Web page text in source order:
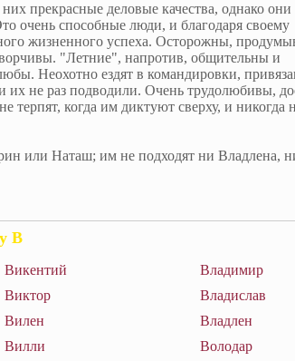
прекрасные деловые качества, однако они
очень способные люди, и благодаря своему
жизненного успеха. Осторожны,
"Летние", напротив, общительны и
Неохотно ездят в командировки,
не раз подводили. Очень трудолюбивы,
терпят, когда им диктуют сверху, и никогда
или Наташ; им не подходят ни Владлена,
В
Викентий
Виктор
Вилен
Вилли
Владимир
Владислав
Владлен
Володар